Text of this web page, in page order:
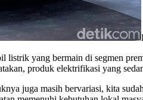
listrik yang bermain di segmen
produk elektrifikasi yang
juga masih bervariasi, kita